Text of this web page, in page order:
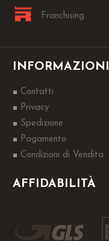
Franchising
INFORMAZIONI
Contatti
Privacy
Spedizione
Pagamento
Condizioni di Vendita
AFFIDABILITÀ